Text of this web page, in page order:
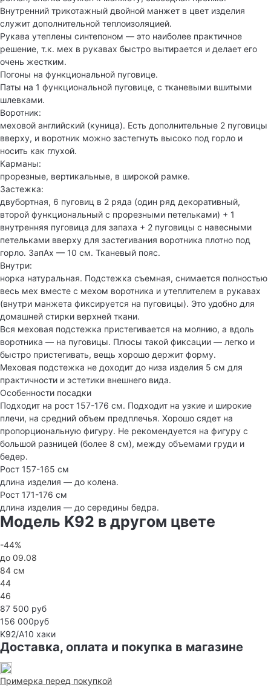
Внутренний трикотажный двойной манжет в цвет изделия
служит дополнительной теплоизоляцией.
Рукава утеплены синтепоном — это наиболее практичное
решение, т.к. мех в рукавах быстро вытирается и делает его
очень жестким.
Погоны на функциональной пуговице.
Паты на 1 функциональной пуговице, с тканевыми вшитыми
шлевками.
Воротник:
меховой английский (куница). Есть дополнительные 2 пуговицы
вверху, и воротник можно застегнуть высоко под горло и
носить как глухой.
Карманы:
прорезные, вертикальные, в широкой рамке.
Застежка:
двубортная, 6 пуговиц в 2 ряда (один ряд декоративный,
второй функциональный с прорезными петельками) + 1
внутренняя пуговица для запаха + 2 пуговицы с навесными
петельками вверху для застегивания воротника плотно под
горло. ЗапАх — 10 см. Тканевый пояс.
Внутри:
норка натуральная. Подстежка съемная, снимается полностью
весь мех вместе с мехом воротника и утеплителем в рукавах
(внутри манжета фиксируется на пуговицы). Это удобно для
домашней стирки верхней ткани.
Вся меховая подстежка пристегивается на молнию, а вдоль
воротника — на пуговицы. Плюсы такой фиксации — легко и
быстро пристегивать, вещь хорошо держит форму.
Меховая подстежка не доходит до низа изделия 5 см для
практичности и эстетики внешнего вида.
Особенности посадки
Подходит на рост 157-176 см. Подходит на узкие и широкие
плечи, на средний объем предплечья. Хорошо сядет на
пропорциональную фигуру. Не рекомендуется на фигуру с
большой разницей (более 8 см), между объемами груди и
бедер.
Рост 157-165 см
длина изделия — до колена.
Рост 171-176 см
длина изделия — до середины бедра.
Модель K92 в другом цвете
-44%
до 09.08
84 см
44
46
87 500 руб
156 000руб
K92/A10 хаки
Доставка, оплата и покупка в магазине
Примерка перед покупкой